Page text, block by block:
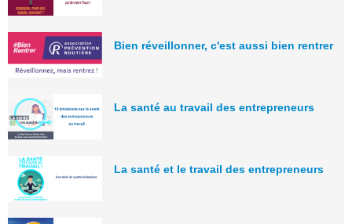
Bien réveillonner, c'est aussi bien rentrer
La santé au travail des entrepreneurs
La santé et le travail des entrepreneurs